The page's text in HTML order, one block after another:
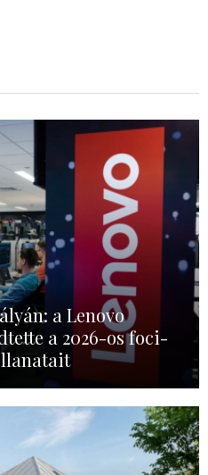
a Lenovo
a 2026-os foci-